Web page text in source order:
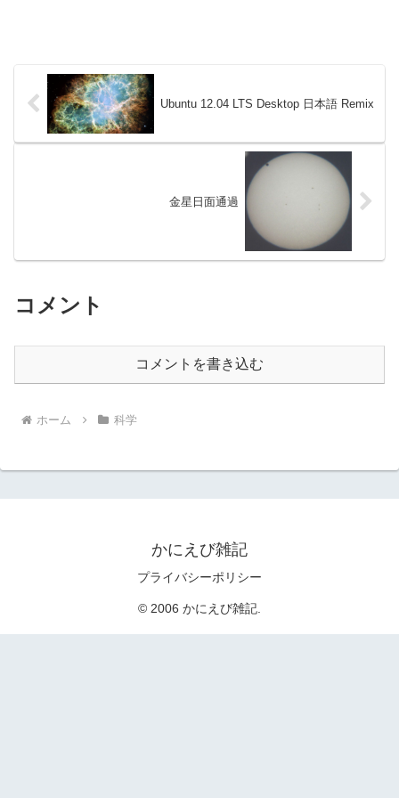
Ubuntu 12.04 LTS Desktop 日本語 Remix
金星日面通過
コメント
コメントを書き込む
ホーム 科学
かにえび雑記
プライバシーポリシー
© 2006 かにえび雑記.